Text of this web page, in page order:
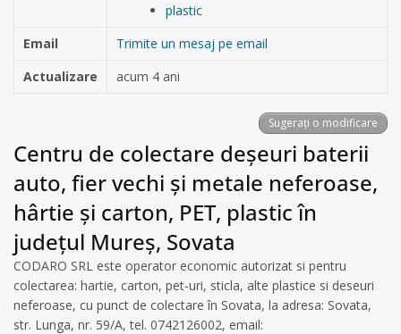
plastic
Email
Trimite un mesaj pe email
Actualizare
acum 4 ani
Sugerați o modificare
Centru de colectare deșeuri baterii
auto, fier vechi și metale neferoase,
hârtie și carton, PET, plastic în
județul Mureș, Sovata
CODARO SRL este operator economic autorizat si pentru
colectarea: hartie, carton, pet-uri, sticla, alte plastice si deseuri
neferoase, cu punct de colectare în Sovata, la adresa: Sovata,
str. Lunga, nr. 59/A, tel. 0742126002, email: